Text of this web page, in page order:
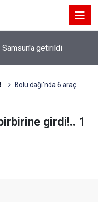
getirildi
Bolu dağı'nda 6 araç
girdi!.. 1